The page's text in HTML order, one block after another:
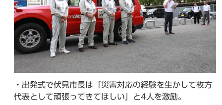
・出発式で伏見市長は「災害対応の経験を生かして枚方
代表として頑張ってきてほしい」と4人を激励。